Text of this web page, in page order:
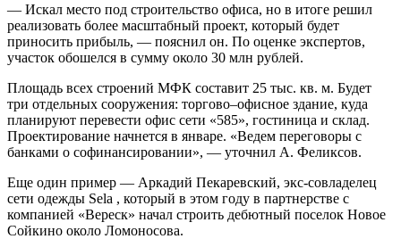
— Искал место под строительство офиса, но в итоге решил
реализовать более масштабный проект, который будет
приносить прибыль, — пояснил он. По оценке экспертов,
участок обошелся в сумму около 30 млн рублей.
Площадь всех строений МФК составит 25 тыс. кв. м. Будет
три отдельных сооружения: торгово–офисное здание, куда
планируют перевести офис сети «585», гостиница и склад.
Проектирование начнется в январе. «Ведем переговоры с
банками о софинансировании», — уточнил А. Феликсов.
Еще один пример — Аркадий Пекаревский, экс-совладелец
сети одежды Sela , который в этом году в партнерстве с
компанией «Вереск» начал строить дебютный поселок Новое
Сойкино около Ломоносова.